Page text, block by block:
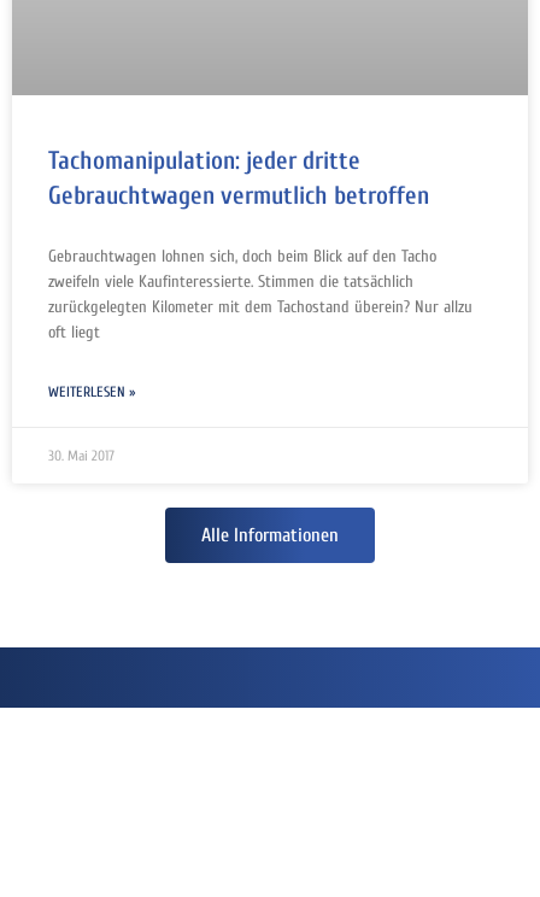
Tachomanipulation: jeder dritte
Gebrauchtwagen vermutlich betroffen
Gebrauchtwagen lohnen sich, doch beim Blick auf den Tacho
zweifeln viele Kaufinteressierte. Stimmen die tatsächlich
zurückgelegten Kilometer mit dem Tachostand überein? Nur allzu
oft liegt
WEITERLESEN »
30. Mai 2017
Alle Informationen